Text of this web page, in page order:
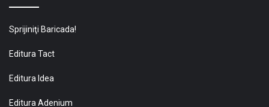
Sprijiniţi Baricada!
Editura Tact
Editura Idea
Editura Adenium